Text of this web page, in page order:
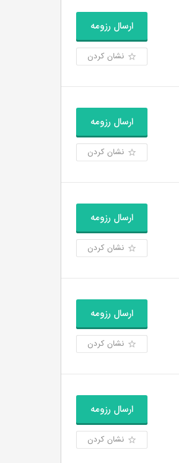
ارسال رزومه
نشان کردن
ارسال رزومه
نشان کردن
ارسال رزومه
نشان کردن
ارسال رزومه
نشان کردن
ارسال رزومه
نشان کردن